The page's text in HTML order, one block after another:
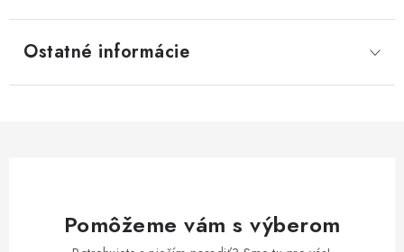
Ostatné informácie
Pomôžeme vám s výberom